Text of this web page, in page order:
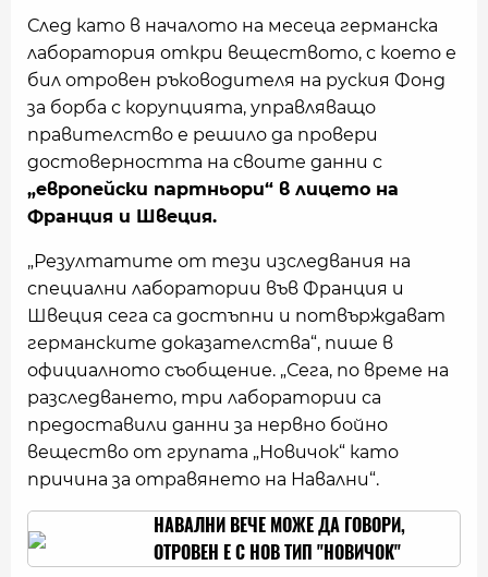
След като в началото на месеца германска
лаборатория откри веществото, с което е
бил отровен ръководителя на руския Фонд
за борба с корупцията, управляващо
правителство е решило да провери
достоверността на своите данни с
„европейски партньори“ в лицето на
Франция и Швеция.
„Резултатите от тези изследвания на
специални лаборатории във Франция и
Швеция сега са достъпни и потвърждават
германските доказателства“, пише в
официалното съобщение. „Сега, по време на
разследването, три лаборатории са
предоставили данни за нервно бойно
вещество от групата „Новичок“ като
причина за отравянето на Навални“.
НАВАЛНИ ВЕЧЕ МОЖЕ ДА ГОВОРИ,
ОТРОВЕН Е С НОВ ТИП "НОВИЧОК"